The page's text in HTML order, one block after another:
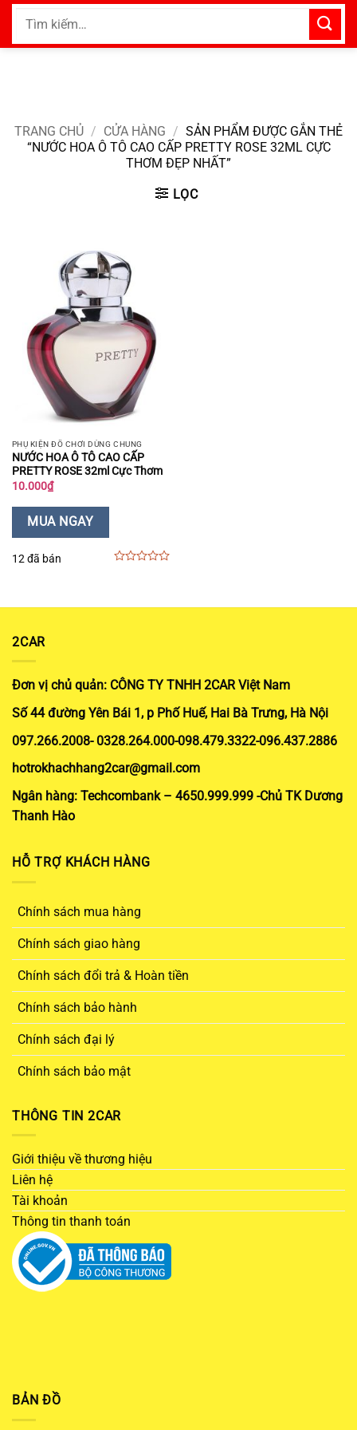
Bỏ
nội
Tìm
TRANG CHỦ / CỬA HÀNG / SẢN PHẨM ĐƯỢC GẮN THẺ
“NƯỚC HOA Ô TÔ CAO CẤP PRETTY ROSE 32ML CỰC
THƠM ĐẸP NHẤT”
LỌC
PHỤ KIỆN ĐỒ CHƠI DÙNG CHUNG
NƯỚC HOA Ô TÔ CAO CẤP
PRETTY ROSE 32ml Cực Thơm
10.000₫
MUA NGAY
12 đã bán
5
2CAR
Đơn vị chủ quản: CÔNG TY TNHH 2CAR Việt Nam
Số 44 đường Yên Bái 1, p Phố Huế, Hai Bà Trưng, Hà Nội
097.266.2008- 0328.264.000-098.479.3322-096.437.2886
hotrokhachhang2car@gmail.com
Ngân hàng: Techcombank – 4650.999.999 -Chủ TK Dương
Thanh Hào
HỖ TRỢ KHÁCH HÀNG
Chính sách mua hàng
Chính sách giao hàng
Chính sách đổi trả & Hoàn tiền
Chính sách bảo hành
Chính sách đại lý
Chính sách bảo mật
THÔNG TIN 2CAR
Giới thiệu về thương hiệu
Liên hệ
Tài khoản
Thông tin thanh toán
BẢN ĐỒ